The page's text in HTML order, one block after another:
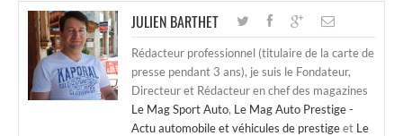
JULIEN BARTHET
Rédacteur professionnel (titulaire de la carte de
presse pendant 3 ans), je suis le Fondateur,
Directeur et Rédacteur en chef des magazines
Le Mag Sport Auto, Le Mag Auto Prestige -
Actu automobile et véhicules de prestigeet Le